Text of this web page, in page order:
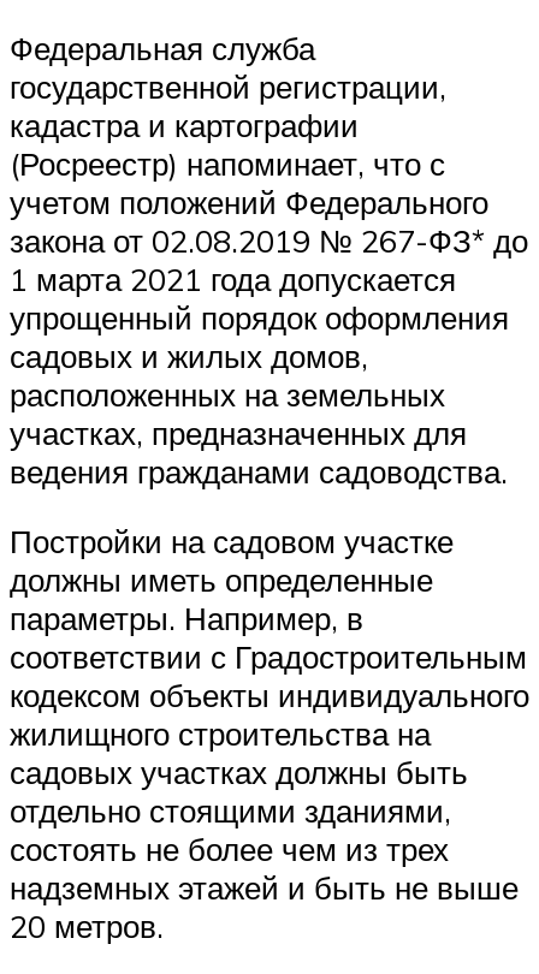
Федеральная служба
государственной регистрации,
кадастра и картографии
(Росреестр) напоминает, что с
учетом положений Федерального
закона от 02.08.2019 № 267-ФЗ* до
1 марта 2021 года допускается
упрощенный порядок оформления
садовых и жилых домов,
расположенных на земельных
участках, предназначенных для
ведения гражданами садоводства.
Постройки на садовом участке
должны иметь определенные
параметры. Например, в
соответствии с Градостроительным
кодексом объекты индивидуального
жилищного строительства на
садовых участках должны быть
отдельно стоящими зданиями,
состоять не более чем из трех
надземных этажей и быть не выше
20 метров.